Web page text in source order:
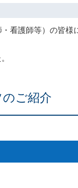
看護師等）の皆様
ご紹介